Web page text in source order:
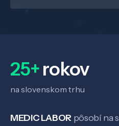
25+rokov
na slovenskom trhu
MEDIC LABOR pôsobí na